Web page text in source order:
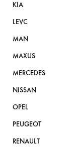
KIA
LEVC
MAN
MAXUS
MERCEDES
NISSAN
OPEL
PEUGEOT
RENAULT